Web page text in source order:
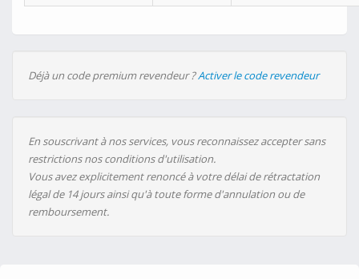
Déjà un code premium revendeur ?Activer le code revendeur
En souscrivant à nos services, vous reconnaissez accepter sans
restrictions nos conditions d'utilisation.
Vous avez explicitement renoncé à votre délai de rétractation
légal de 14 jours ainsi qu'à toute forme d'annulation ou de
remboursement.